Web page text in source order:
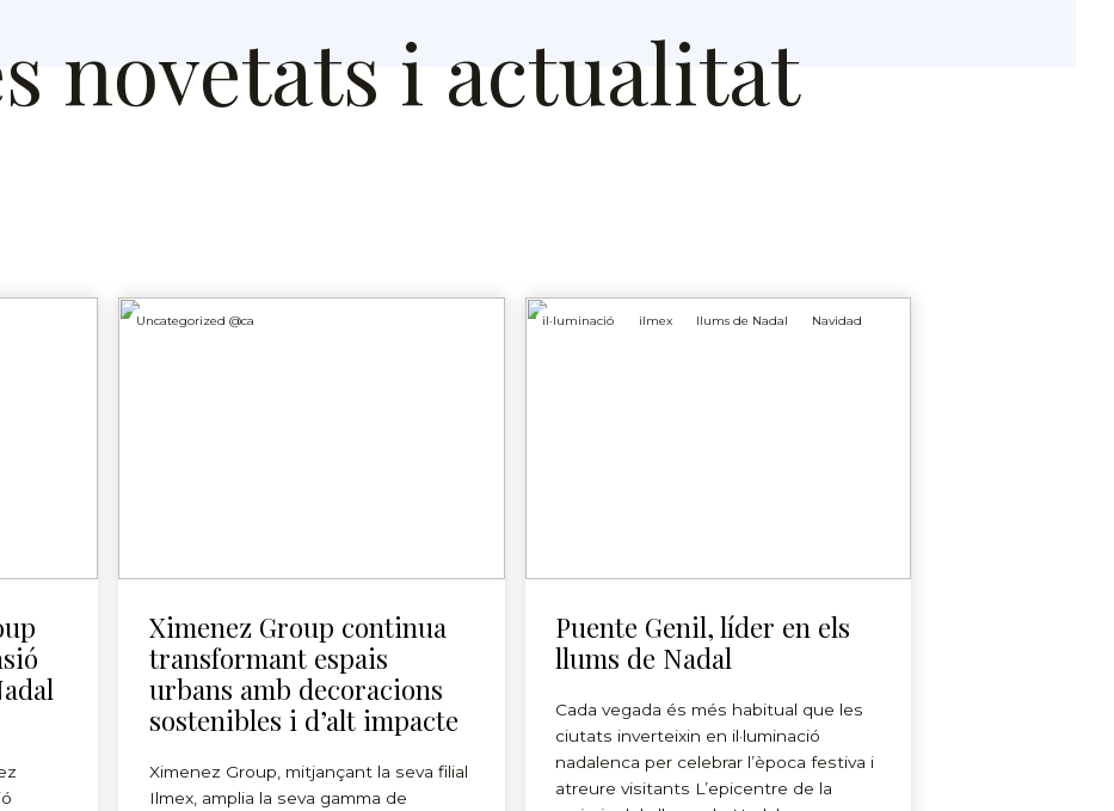
novetats i actualitat
Uncategorized @ca
Ximenez Group continua
transformant espais
urbans amb decoracions
sostenibles i d’alt impacte
Ximenez Group, mitjançant la seva filial
Ilmex, amplia la seva gamma de
il·luminació ilmex llums de Nadal Navidad
Puente Genil, líder en els
llums de Nadal
Cada vegada és més habitual que les
ciutats inverteixin en il·luminació
nadalenca per celebrar l’època festiva i
atreure visitants L’epicentre de la